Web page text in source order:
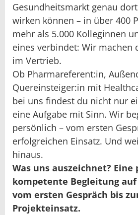
Gesundheitsmarkt genau
wirken können – in über 400
mehr als 5.000 Kolleginnen
eines verbindet: Wir machen
im Vertrieb.
Ob Pharmareferent:in,
Quereinsteiger:in mit
bei uns findest du nicht nur
eine Aufgabe mit Sinn. Wir
persönlich – vom ersten
erfolgreichen Einsatz. Und
hinaus.
Was uns auszeichnet?
kompetente Begleitung auf
vom ersten Gespräch bis
Projekteinsatz.